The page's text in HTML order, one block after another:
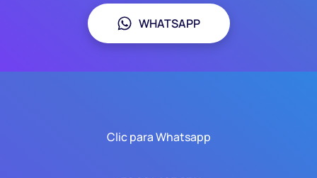
WHATSAPP
Clic para Whatsapp